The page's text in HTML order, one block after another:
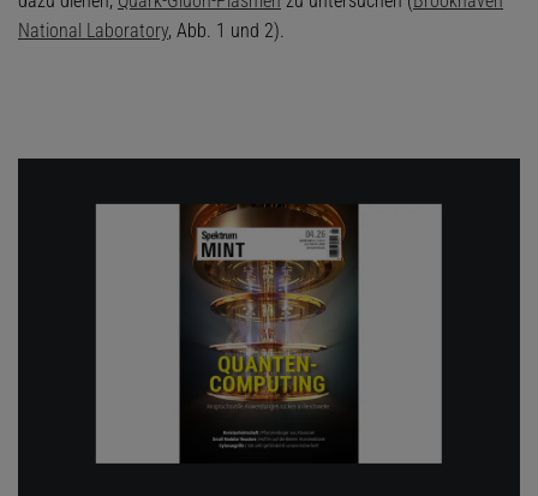
National Laboratory, Abb. 1 und 2).